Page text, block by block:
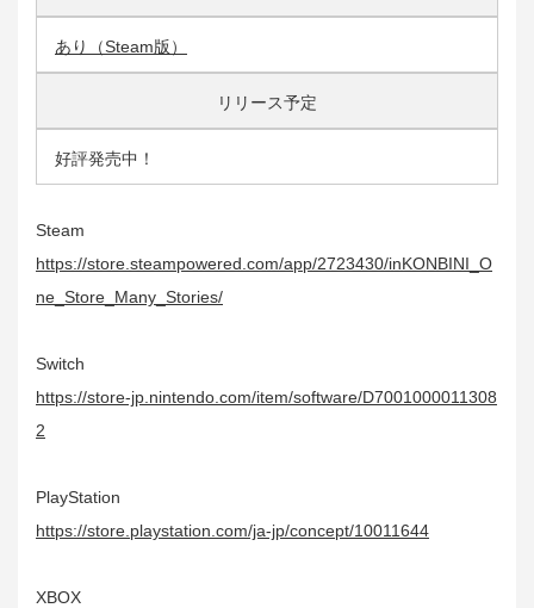
あり（Steam版）
リリース予定
好評発売中！
Steam
https://store.steampowered.com/app/2723430/inKONBINI_O
ne_Store_Many_Stories/
Switch
https://store-jp.nintendo.com/item/software/D7001000011308
2
PlayStation
https://store.playstation.com/ja-jp/concept/10011644
XBOX